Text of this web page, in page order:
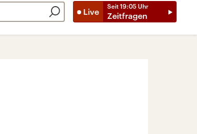
Live
Seit 19:05 Uhr
Zeitfragen